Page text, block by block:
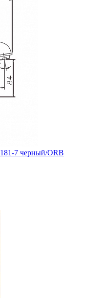
7 черный/ORB